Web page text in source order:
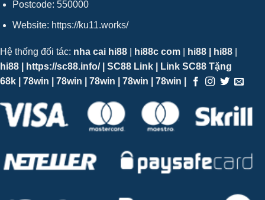
Postcode: 550000
Website: https://ku11.works/
Hệ thống đối tác: nha cai hi88| hi88c com| hi88| hi88|
hi88
https://sc88.info/| SC88 Link|
Link SC88 Tặng
68k| 78win 78win 78win 78win 78win